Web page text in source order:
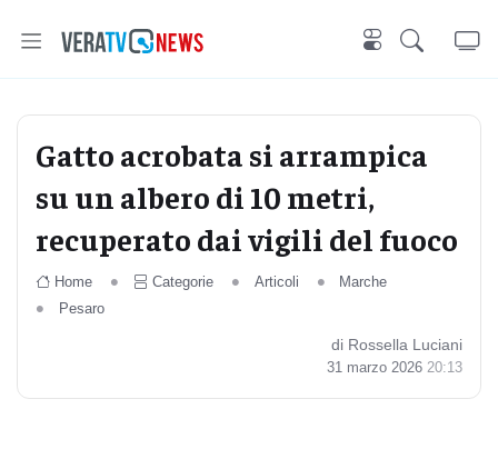
Gatto acrobata si arrampica
su un albero di 10 metri,
recuperato dai vigili del fuoco
Home Categorie Articoli
Marche
Pesaro
di Rossella Luciani
31 marzo 2026 20:13